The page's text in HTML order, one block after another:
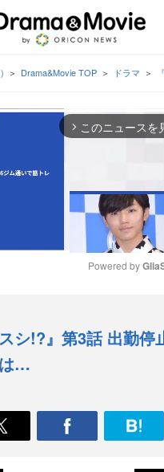
Drama&Movie TOP ドラマ
arrow_forward_ios このニュースを
t
e
Powered by
シ!?』第3話 出勤停
…